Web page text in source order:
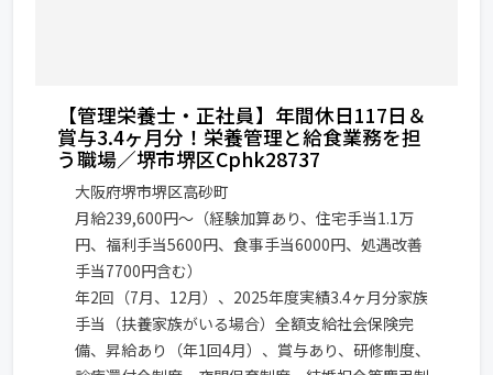
【管理栄養士・正社員】年間休日117日＆
賞与3.4ヶ月分！栄養管理と給食業務を担
う職場／堺市堺区Cphk28737
大阪府堺市堺区高砂町
月給239,600円～（経験加算あり、住宅手当1.1万
円、福利手当5600円、食事手当6000円、処遇改善
手当7700円含む）
年2回（7月、12月）、2025年度実績3.4ヶ月分家族
手当（扶養家族がいる場合）全額支給社会保険完
備、昇給あり（年1回4月）、賞与あり、研修制度、